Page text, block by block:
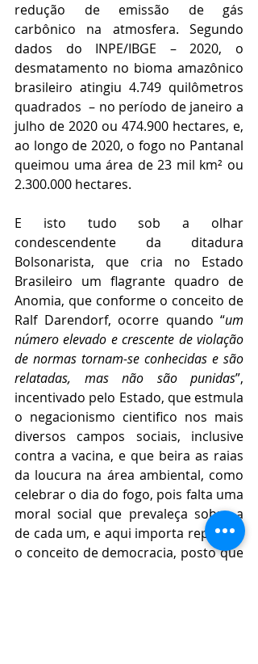
redução de emissão de gás
carbônico na atmosfera. Segundo
dados do INPE/IBGE – 2020, o
desmatamento no bioma amazônico
brasileiro atingiu 4.749 quilômetros
quadrados  – no período de janeiro a
julho de 2020 ou 474.900 hectares, e,
ao longo de 2020, o fogo no Pantanal
queimou uma área de 23 mil km² ou
2.300.000 hectares.
E isto tudo sob a olhar
condescendente da ditadura
Bolsonarista, que cria no Estado
Brasileiro um flagrante quadro de
Anomia, que conforme o conceito de
Ralf Darendorf, ocorre quando “um
número elevado e crescente de violação
de normas tornam-se conhecidas e são
relatadas, mas não são punidas”,
incentivado pelo Estado, que estmula
o negacionismo cientifico nos mais
diversos campos sociais, inclusive
contra a vacina, e que beira as raias
da loucura na área ambiental, como
celebrar o dia do fogo, pois falta uma
moral social que prevaleça sobre a
de cada um, e aqui importa repensar
o conceito de democracia, posto que